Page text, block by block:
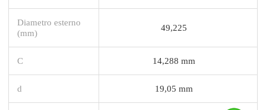
Diametro esterno
(mm)
49,225
C 14,288 mm
d 19,05 mm